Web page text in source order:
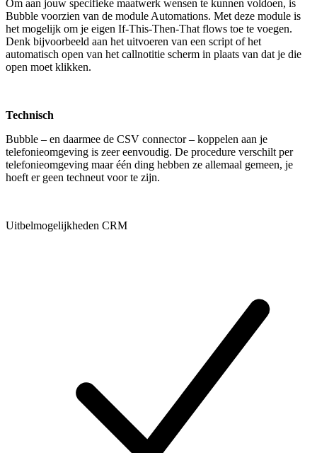
Om aan jouw specifieke maatwerk wensen te kunnen voldoen, is
Bubble voorzien van de module Automations. Met deze module is
het mogelijk om je eigen If-This-Then-That flows toe te voegen.
Denk bijvoorbeeld aan het uitvoeren van een script of het
automatisch open van het callnotitie scherm in plaats van dat je die
open moet klikken.
Technisch
Bubble – en daarmee de CSV connector – koppelen aan je
telefonieomgeving is zeer eenvoudig. De procedure verschilt per
telefonieomgeving maar één ding hebben ze allemaal gemeen, je
hoeft er geen techneut voor te zijn.
Uitbelmogelijkheden CRM